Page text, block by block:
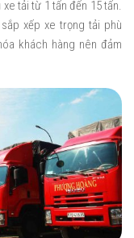
tải từ 1 tấn đến 15 tấn.
xếp xe trọng tải phù
khách hàng nên đảm